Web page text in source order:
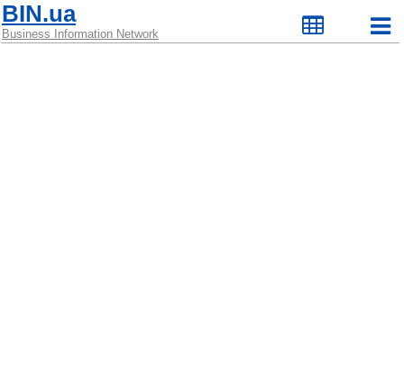
BIN.ua
Business Information Network